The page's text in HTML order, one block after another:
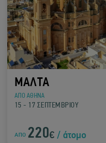
ΜΑΛΤΑ
ΑΠΟ ΑΘΗΝΑ
15 - 17 ΣΕΠΤΕΜΒΡΙΟΥ
ΑΠΟ 220€ / άτομο